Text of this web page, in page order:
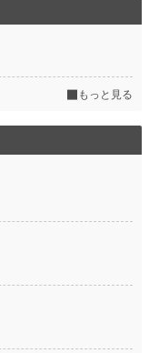
もっと見る